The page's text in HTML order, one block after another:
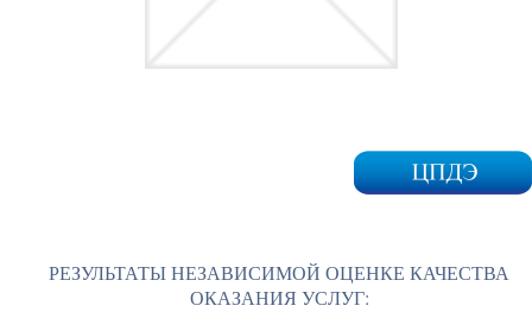
РЕЗУЛЬТАТЫ НЕЗАВИСИМОЙ ОЦЕНКЕ КАЧЕСТВА
ОКАЗАНИЯ УСЛУГ: